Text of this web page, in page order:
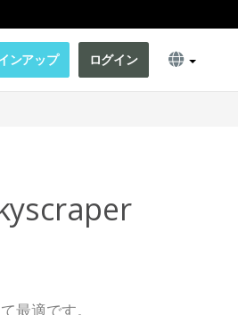
ンアップ ログイン
最適です。